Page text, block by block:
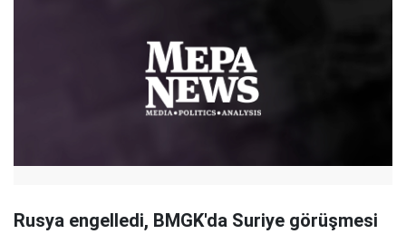
Rusya engelledi, BMGK'da Suriye görüşmesi